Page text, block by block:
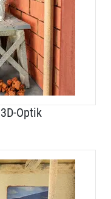
Optik